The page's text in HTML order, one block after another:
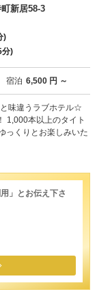
新居58-3
)
分)
宿泊 6,500 円 ～
味違うラブホテル☆
1,000本以上のタイト
っくりとお楽しみいた
」とお伝え下さ